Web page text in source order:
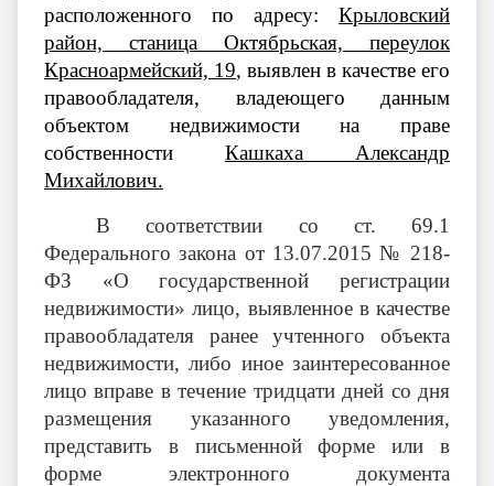
расположенного по адресу: Крыловский
район, станица Октябрьская, переулок
Красноармейский, 19, выявлен в качестве его
правообладателя, владеющего данным
объектом недвижимости на праве
собственности Кашкаха Александр
Михайлович.
В соответствии со ст. 69.1
Федерального закона от 13.07.2015 № 218-
ФЗ «О государственной регистрации
недвижимости» лицо, выявленное в качестве
правообладателя ранее учтенного объекта
недвижимости, либо иное заинтересованное
лицо вправе в течение тридцати дней со дня
размещения указанного уведомления,
представить в письменной форме или в
форме электронного документа